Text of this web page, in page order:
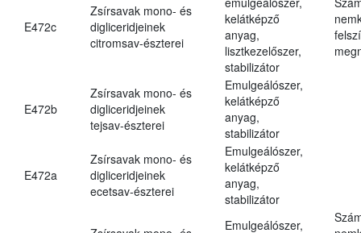
E472c
Zsírsavak mono- és
digliceridjeinek
citromsav-észterei
kelátképző
anyag,
lisztkezelőszer,
stabilizátor
E472b
Zsírsavak mono- és
digliceridjeinek
tejsav-észterei
Emulgeálószer,
kelátképző
anyag,
stabilizátor
E472a
Zsírsavak mono- és
digliceridjeinek
ecetsav-észterei
Emulgeálószer,
kelátképző
anyag,
stabilizátor
Emulgeálószer,